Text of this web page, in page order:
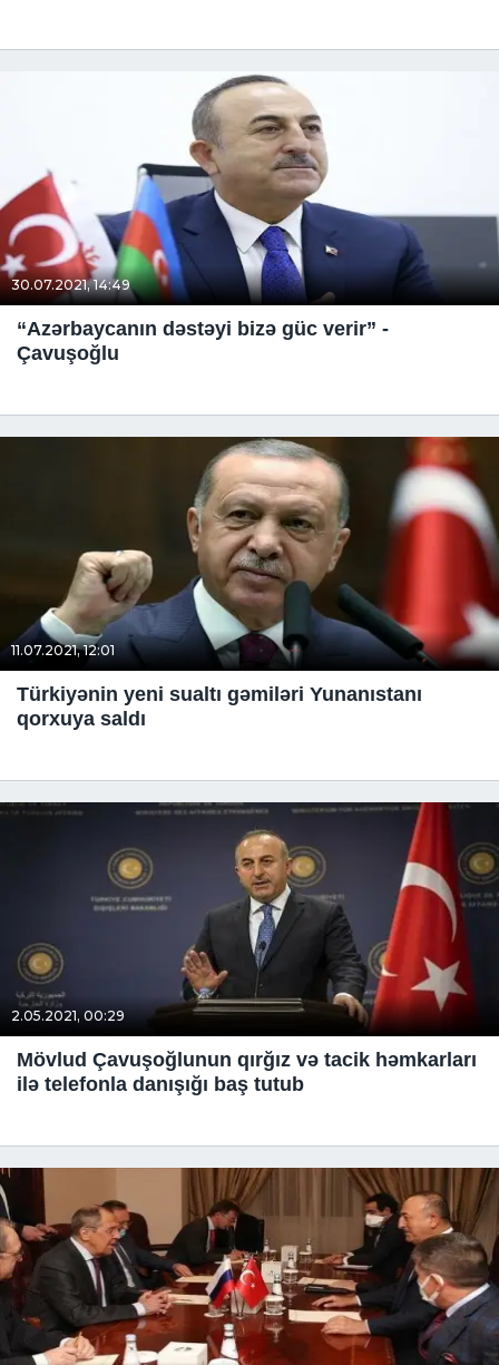
30.07.2021, 14:49
“Azərbaycanın dəstəyi bizə güc verir” -
Çavuşoğlu
11.07.2021, 12:01
Türkiyənin yeni sualtı gəmiləri Yunanıstanı
qorxuya saldı
2.05.2021, 00:29
Mövlud Çavuşoğlunun qırğız və tacik həmkarları
ilə telefonla danışığı baş tutub